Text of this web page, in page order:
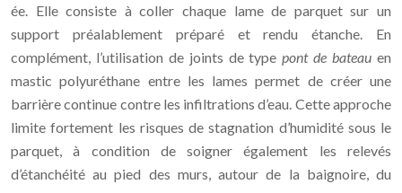
ée. Elle consiste à coller chaque lame de parquet sur un
support préalablement préparé et rendu étanche. En
complément, l’utilisation de joints de typepont de bateau en
mastic polyuréthane entre les lames permet de créer une
barrière continue contre les infiltrations d’eau. Cette approche
limite fortement les risques de stagnation d’humidité sous le
parquet, à condition de soigner également les relevés
d’étanchéité au pied des murs, autour de la baignoire, du